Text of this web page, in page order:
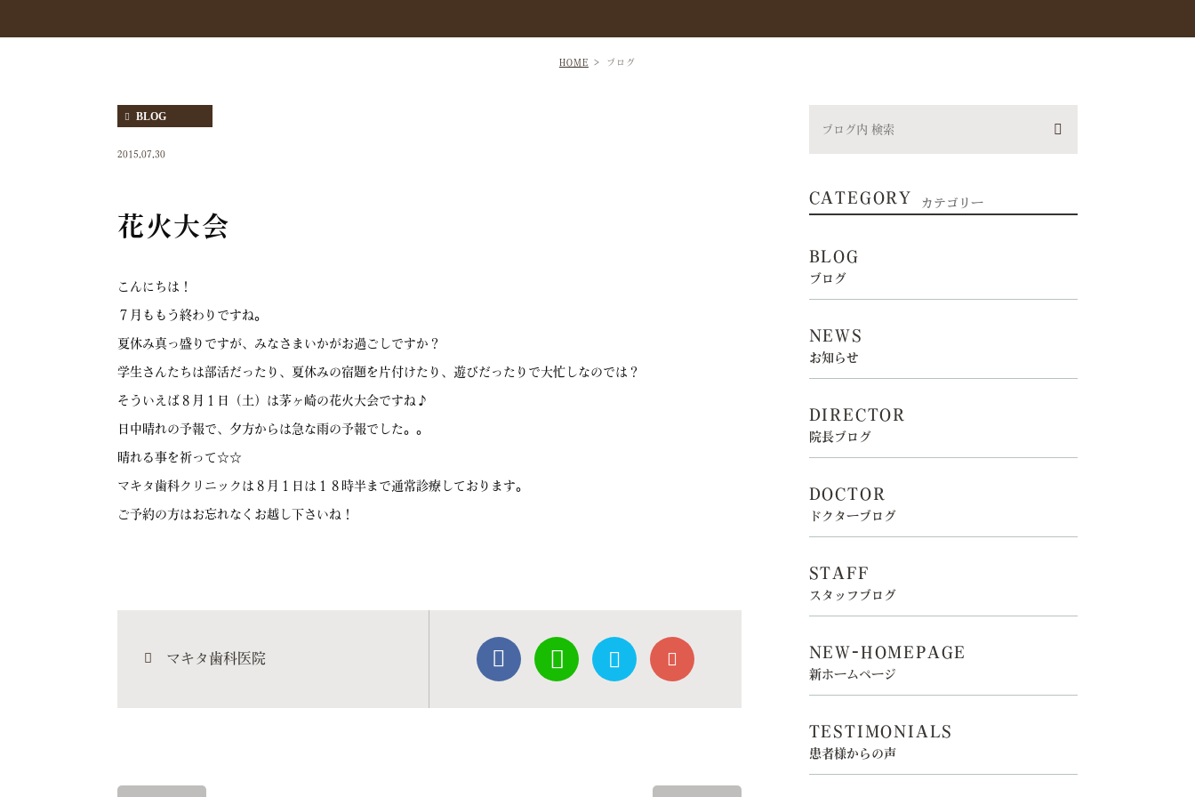
HOME ブログ
BLOG
2015.07.30
花火大会
こんにちは！
７月ももう終わりですね。
夏休み真っ盛りですが、みなさまいかがお過ごしですか？
学生さんたちは部活だったり、夏休みの宿題を片付けたり、遊びだったりで大忙しなのでは？
そういえば８月１日（土）は茅ヶ崎の花火大会ですね♪
日中晴れの予報で、夕方からは急な雨の予報でした。。
晴れる事を祈って☆☆
マキタ歯科クリニックは８月１日は１８時半まで通常診療しております。
ご予約の方はお忘れなくお越し下さいね！
マキタ歯科医院
CATEGORY カテゴリー
BLOG
ブログ
NEWS
お知らせ
DIRECTOR
院長ブログ
DOCTOR
ドクターブログ
STAFF
スタッフブログ
NEW-HOMEPAGE
新ホームページ
TESTIMONIALS
患者様からの声